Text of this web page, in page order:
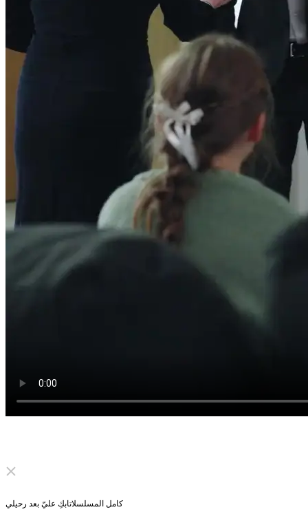
Click to unmute
كامل المسلسلاتابكِ عليّ بعد رحيلي